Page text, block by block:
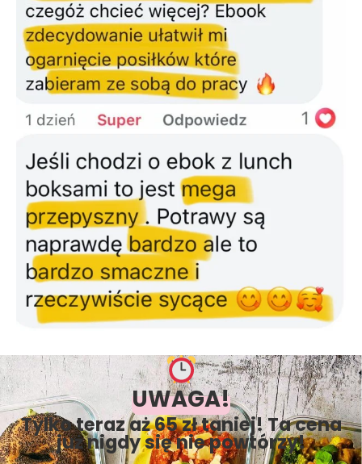
UWAGA!
Tylko teraz aż 65 zł taniej! Ta cena
już nigdy się nie powtórzy!